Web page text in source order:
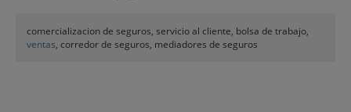
comercializacion de seguros, servicio al cliente, bolsa de trabajo,
ventas, corredor de seguros, mediadores de seguros